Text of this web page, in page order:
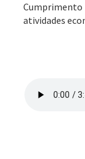
Cumprimento
atividades